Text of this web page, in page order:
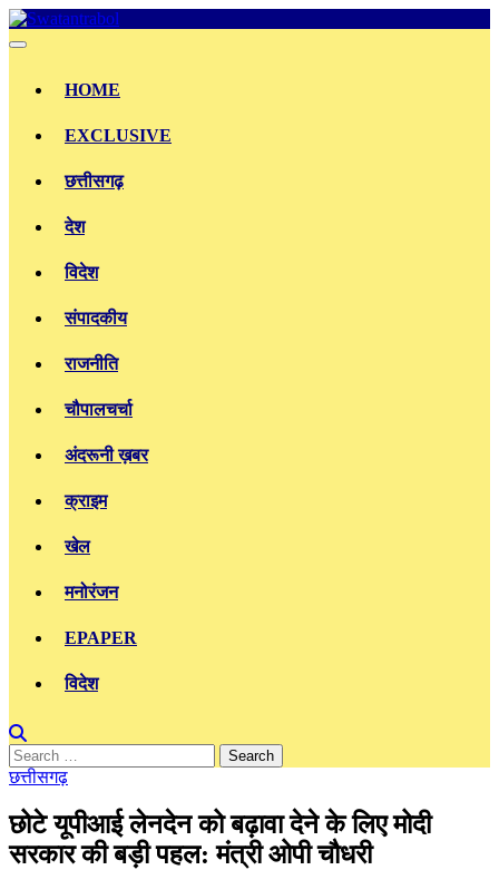
Skip
to
HOME
EXCLUSIVE
छत्तीसगढ़
देश
विदेश
संपादकीय
राजनीति
चौपालचर्चा
अंदरूनी ख़बर
क्राइम
खेल
मनोरंजन
EPAPER
विदेश
Search
for:
छत्तीसगढ़
छोटे यूपीआई लेनदेन को बढ़ावा देने के लिए मोदी
सरकार की बड़ी पहल: मंत्री ओपी चौधरी